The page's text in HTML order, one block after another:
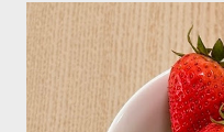
落擺放三個月。...
3.9g --------- --------- 可可粉
利丁粉 3.3g 10g 細鹽 4.3g
糖 4g 13g 170g 糖粉 2g 6g
14g 190g 鮮奶油 5g 15g